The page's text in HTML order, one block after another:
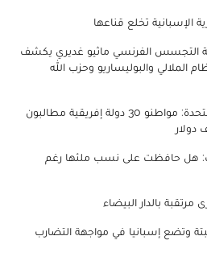
الإسبانية تخلع قناعها
التجسس الفرنسي ماثيو غديري يكشف
الملالي والبوليساريو وحزب الله
تأشيرة الدخول للولايات المتحدة: مواطنو 30 دولة إفريقية مطالبون
هل حافظت على نسب ملئها رغم
بالدار البيضاء
وتضع إسبانيا في مواجهة التضارب